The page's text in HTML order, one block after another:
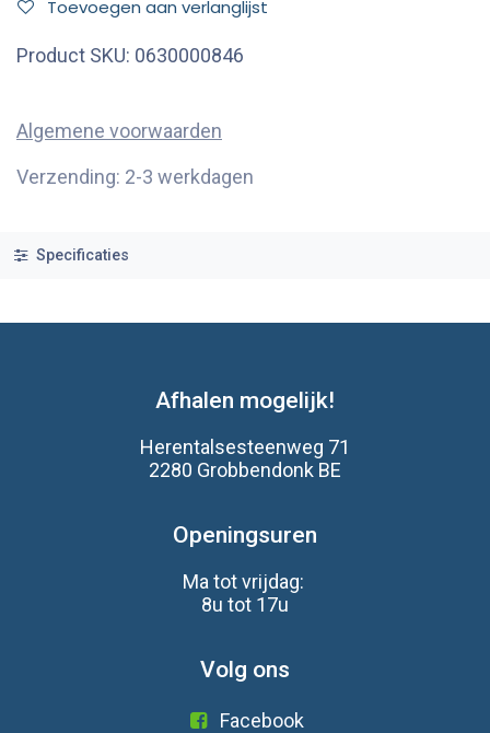
Toevoegen aan verlanglijst
Product SKU: 0630000846
Algemene voorwaarden
Verzending: 2-3 werkdagen
Specificaties
Afhalen mogelijk!
Herentalsesteenweg 71
2280 Grobbendonk BE
Openingsuren
Ma tot vrijdag:
8u tot 17u
Volg ons
Facebook